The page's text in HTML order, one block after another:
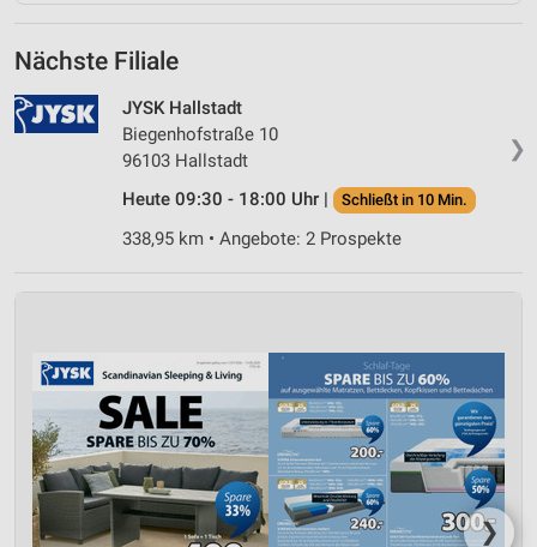
Nächste Filiale
❯
JYSK Hallstadt
Biegenhofstraße 10
96103 Hallstadt
Heute 09:30 - 18:00 Uhr |
Schließt in 10 Min.
338,95 km • Angebote: 2 Prospekte
❯